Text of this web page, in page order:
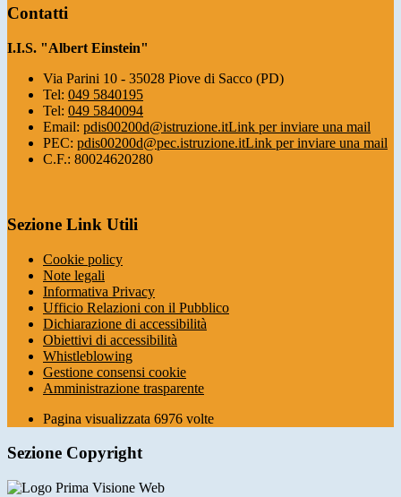
Contatti
I.I.S. "Albert Einstein"
Via Parini 10 - 35028 Piove di Sacco (PD)
Tel: 049 5840195
Tel: 049 5840094
Email: pdis00200d@istruzione.itLink per inviare una mail
PEC: pdis00200d@pec.istruzione.itLink per inviare una mail
C.F.: 80024620280
Sezione Link Utili
Cookie policy
Note legali
Informativa Privacy
Ufficio Relazioni con il Pubblico
Dichiarazione di accessibilità
Obiettivi di accessibilità
Whistleblowing
Gestione consensi cookie
Amministrazione trasparente
Pagina visualizzata 6976 volte
Sezione Copyright